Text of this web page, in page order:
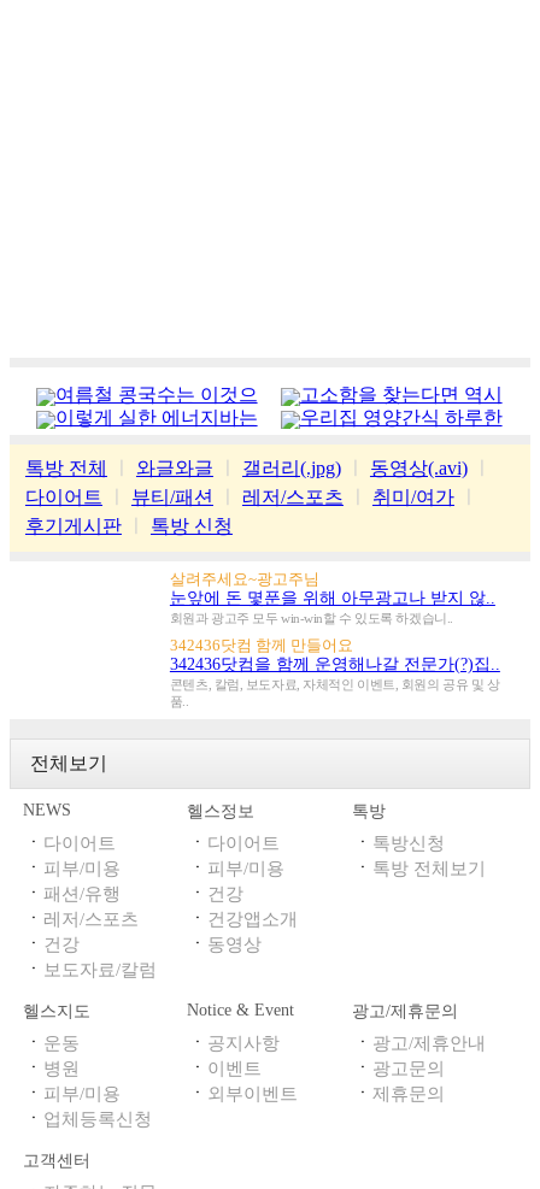
여름철 콩국수는 이것으
로
고소함을 찾는다면 역시
가평잣
이렇게 실한 에너지바는
처음
우리집 영양간식 하루한
줌
톡방 전체
와글와글 갤러리(.jpg) 동영상(.avi)
다이어트
뷰티/패션 레저/스포츠 취미/여가
후기게시판
톡방 신청
살려주세요~광고주님
눈앞에 돈 몇푼을 위해 아무광고나 받지 않..
회원과 광고주 모두 win-win할 수 있도록 하겠습니..
342436닷컴 함께 만들어요
342436닷컴을 함께 운영해나갈 전문가(?)집..
콘텐츠, 칼럼, 보도자료, 자체적인 이벤트, 회원의 공유 및 상
품..
전체보기
NEWS
ㆍ 다이어트
ㆍ 피부/미용
ㆍ 패션/유행
ㆍ 레저/스포츠
ㆍ 건강
ㆍ 보도자료/칼럼
헬스정보
ㆍ 다이어트
ㆍ 피부/미용
ㆍ 건강
ㆍ 건강앱소개
ㆍ 동영상
톡방
ㆍ 톡방신청
ㆍ 톡방 전체보기
헬스지도
ㆍ 운동
ㆍ 병원
ㆍ 피부/미용
ㆍ 업체등록신청
Notice & Event
ㆍ 공지사항
ㆍ 이벤트
ㆍ 외부이벤트
광고/제휴문의
ㆍ 광고/제휴안내
ㆍ 광고문의
ㆍ 제휴문의
고객센터